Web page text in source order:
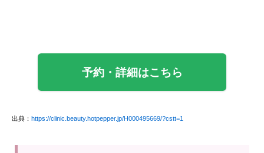
予約・詳細はこちら
出典： https://clinic.beauty.hotpepper.jp/H000495669/?cstt=1